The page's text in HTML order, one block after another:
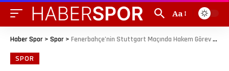
Aa
Haber Spor > Spor > Fenerbahçe’nin Stuttgart Maçında Hakem Görev Dağılımı Açıklandı
SPOR